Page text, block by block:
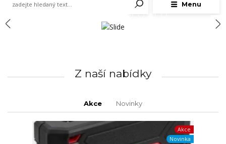
Menu
Z naší nabídky
Akce Novinky
Akce
Novinka